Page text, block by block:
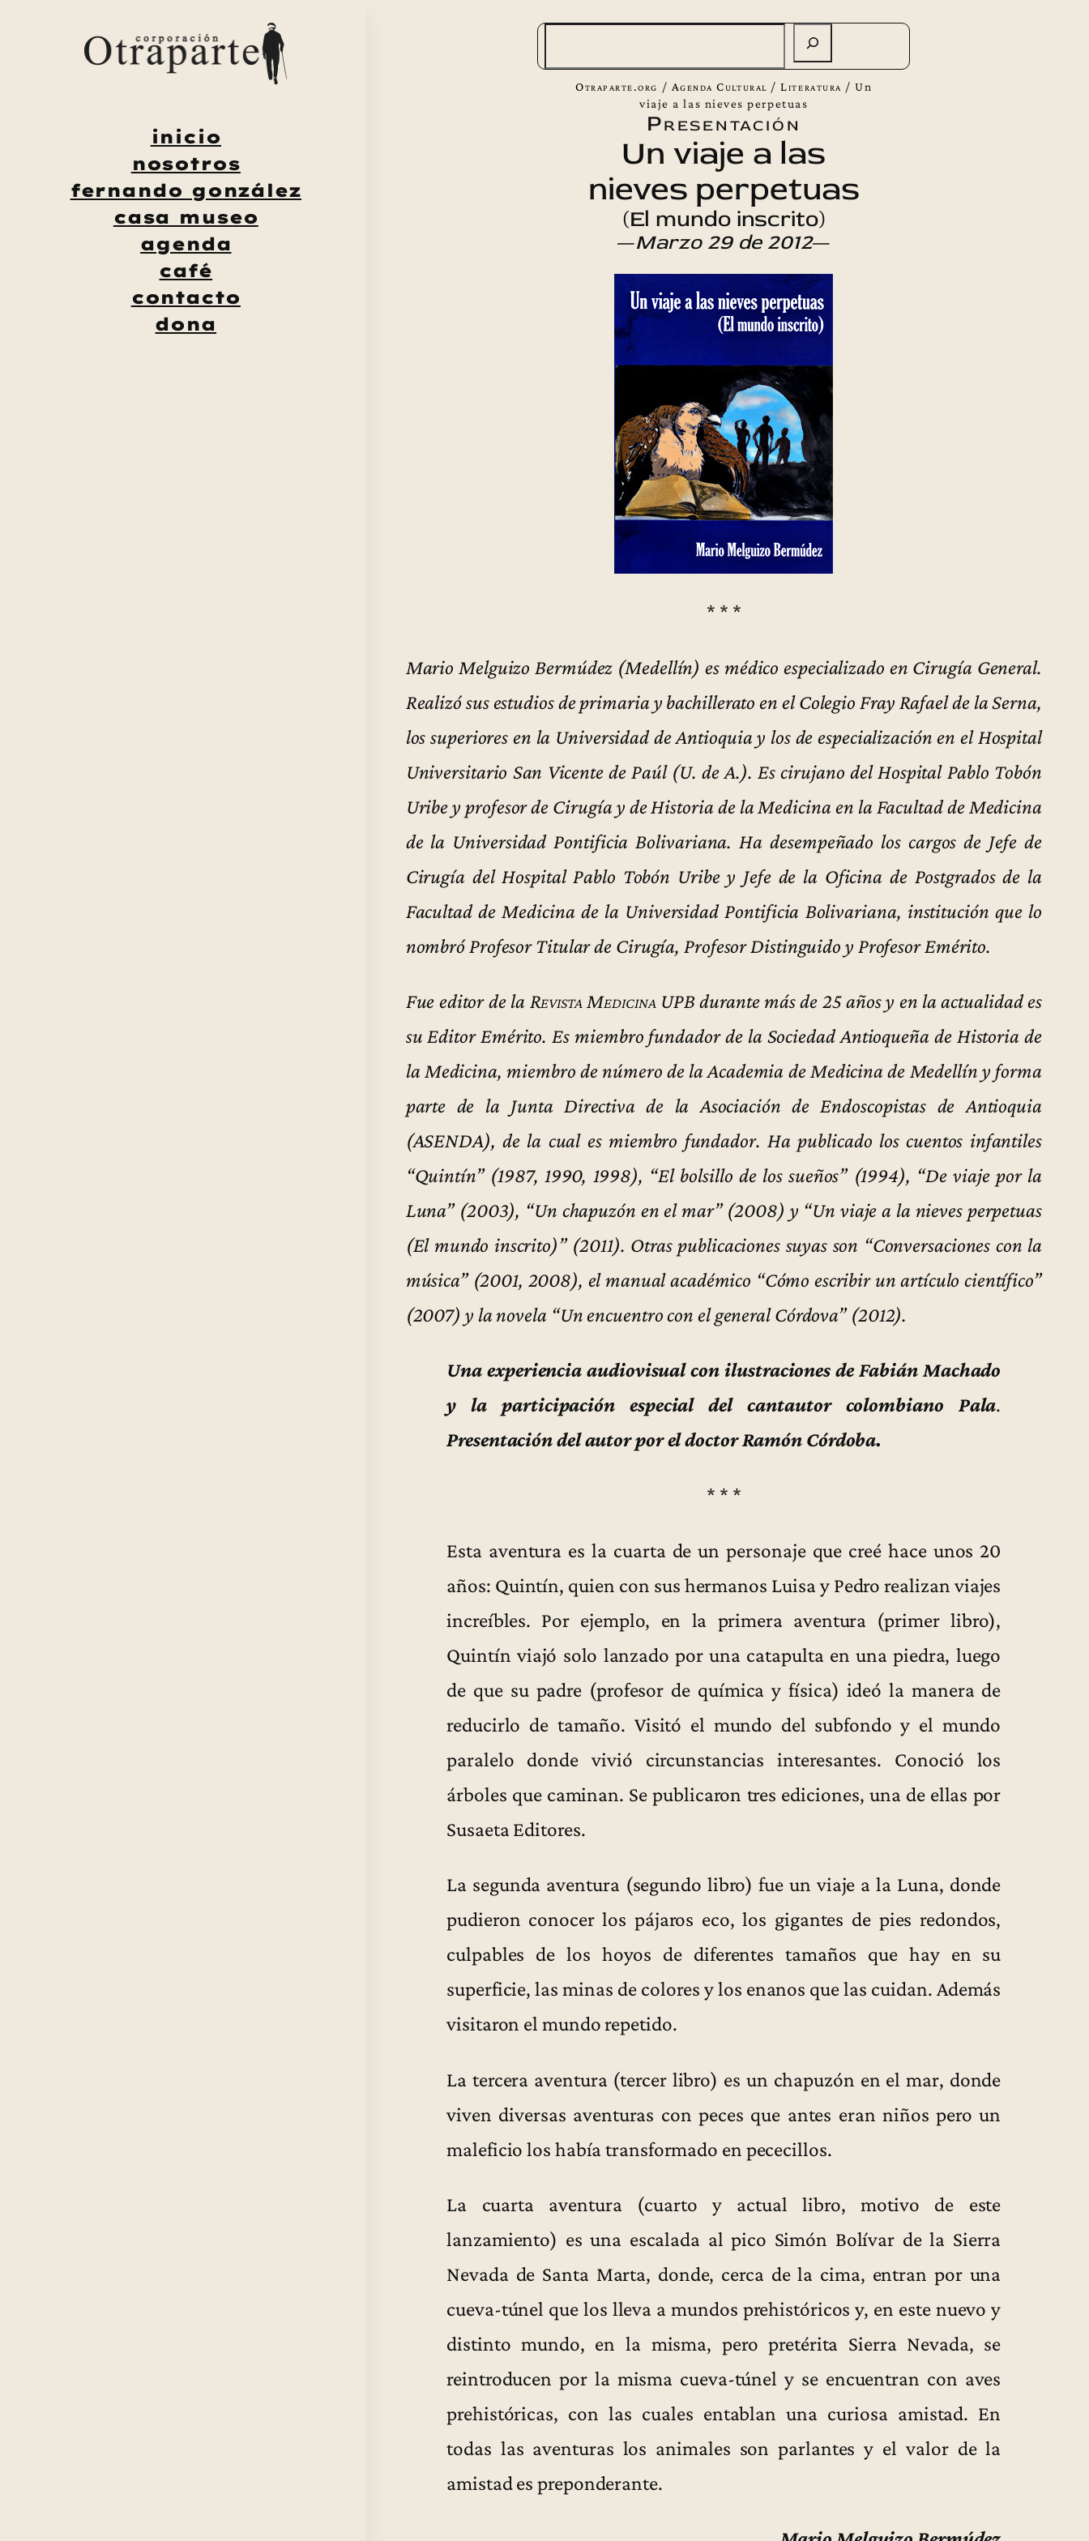
inicio
nosotros
fernando gonzález
casa museo
agenda
café
contacto
dona
Otraparte.org / Agenda Cultural /Literatura /Un
viaje a las nieves perpetuas
Presentación
Un viaje a las
nieves perpetuas
(El mundo inscrito)
—Marzo 29 de 2012—
* * *
Mario Melguizo Bermúdez (Medellín) es médico especializado en Cirugía General.
Realizó sus estudios de primaria y bachillerato en el Colegio Fray Rafael de la Serna,
los superiores en la Universidad de Antioquia y los de especialización en el Hospital
Universitario San Vicente de Paúl (U. de A.). Es cirujano del Hospital Pablo Tobón
Uribe y profesor de Cirugía y de Historia de la Medicina en la Facultad de Medicina
de la Universidad Pontificia Bolivariana. Ha desempeñado los cargos de Jefe de
Cirugía del Hospital Pablo Tobón Uribe y Jefe de la Oficina de Postgrados de la
Facultad de Medicina de la Universidad Pontificia Bolivariana, institución que lo
nombró Profesor Titular de Cirugía, Profesor Distinguido y Profesor Emérito.
Fue editor de la Revista Medicina UPBdurante más de 25 años y en la actualidad es
su Editor Emérito. Es miembro fundador de la Sociedad Antioqueña de Historia de
la Medicina, miembro de número de la Academia de Medicina de Medellín y forma
parte de la Junta Directiva de la Asociación de Endoscopistas de Antioquia
(ASENDA), de la cual es miembro fundador. Ha publicado los cuentos infantiles
“Quintín” (1987, 1990, 1998), “El bolsillo de los sueños” (1994), “De viaje por la
Luna” (2003), “Un chapuzón en el mar” (2008) y “Un viaje a la nieves perpetuas
(El mundo inscrito)” (2011). Otras publicaciones suyas son “Conversaciones con la
música” (2001, 2008), el manual académico “Cómo escribir un artículo científico”
(2007) y la novela “Un encuentro con el general Córdova” (2012).
Una experiencia audiovisual con ilustraciones de Fabián Machado
y la participación especial del cantautor colombiano Pala.
Presentación del autor por el doctor Ramón Córdoba.
* * *
Esta aventura es la cuarta de un personaje que creé hace unos 20
años: Quintín, quien con sus hermanos Luisa y Pedro realizan viajes
increíbles. Por ejemplo, en la primera aventura (primer libro),
Quintín viajó solo lanzado por una catapulta en una piedra, luego
de que su padre (profesor de química y física) ideó la manera de
reducirlo de tamaño. Visitó el mundo del subfondo y el mundo
paralelo donde vivió circunstancias interesantes. Conoció los
árboles que caminan. Se publicaron tres ediciones, una de ellas por
Susaeta Editores.
La segunda aventura (segundo libro) fue un viaje a la Luna, donde
pudieron conocer los pájaros eco, los gigantes de pies redondos,
culpables de los hoyos de diferentes tamaños que hay en su
superficie, las minas de colores y los enanos que las cuidan. Además
visitaron el mundo repetido.
La tercera aventura (tercer libro) es un chapuzón en el mar, donde
viven diversas aventuras con peces que antes eran niños pero un
maleficio los había transformado en pececillos.
La cuarta aventura (cuarto y actual libro, motivo de este
lanzamiento) es una escalada al pico Simón Bolívar de la Sierra
Nevada de Santa Marta, donde, cerca de la cima, entran por una
cueva-túnel que los lleva a mundos prehistóricos y, en este nuevo y
distinto mundo, en la misma, pero pretérita Sierra Nevada, se
reintroducen por la misma cueva-túnel y se encuentran con aves
prehistóricas, con las cuales entablan una curiosa amistad. En
todas las aventuras los animales son parlantes y el valor de la
amistad es preponderante.